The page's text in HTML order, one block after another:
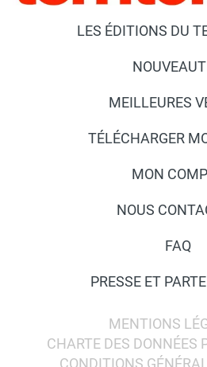
LES ÉDITIONS DU
MEILLEURES
TÉLÉCHARGER
MON
NOUS
FAQ
PRESSE ET
MENTIONS
CHARTE DES DONNÉES